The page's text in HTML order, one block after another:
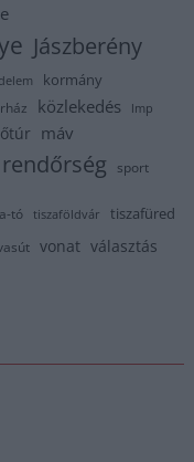
Jászberény
kormány
közlekedés lmp
máv
rendőrség sport
tó tiszaföldvár tiszafüred
vonat választás